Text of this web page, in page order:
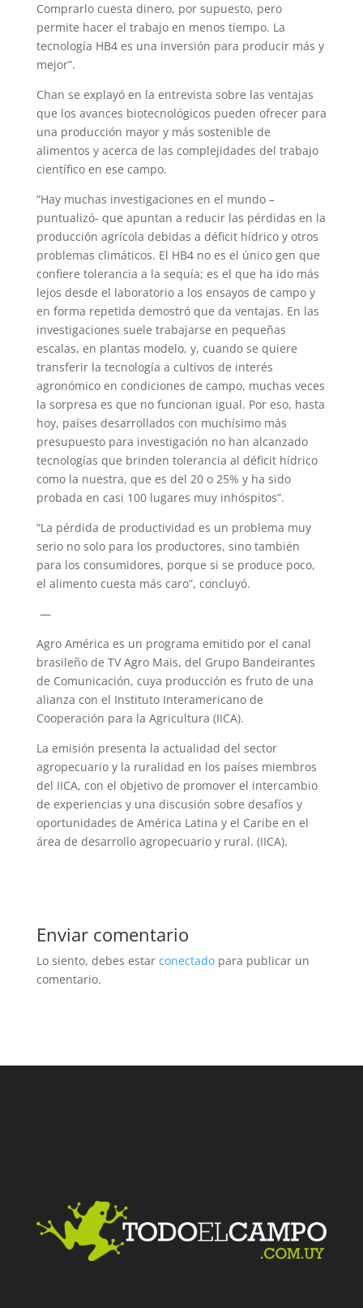
Comprarlo cuesta dinero, por supuesto, pero
permite hacer el trabajo en menos tiempo. La
tecnología HB4 es una inversión para producir más y
mejor”.
Chan se explayó en la entrevista sobre las ventajas
que los avances biotecnológicos pueden ofrecer para
una producción mayor y más sostenible de
alimentos y acerca de las complejidades del trabajo
científico en ese campo.
“Hay muchas investigaciones en el mundo –
puntualizó- que apuntan a reducir las pérdidas en la
producción agrícola debidas a déficit hídrico y otros
problemas climáticos. El HB4 no es el único gen que
confiere tolerancia a la sequía; es el que ha ido más
lejos desde el laboratorio a los ensayos de campo y
en forma repetida demostró que da ventajas. En las
investigaciones suele trabajarse en pequeñas
escalas, en plantas modelo, y, cuando se quiere
transferir la tecnología a cultivos de interés
agronómico en condiciones de campo, muchas veces
la sorpresa es que no funcionan igual. Por eso, hasta
hoy, países desarrollados con muchísimo más
presupuesto para investigación no han alcanzado
tecnologías que brinden tolerancia al déficit hídrico
como la nuestra, que es del 20 o 25% y ha sido
probada en casi 100 lugares muy inhóspitos”.
“La pérdida de productividad es un problema muy
serio no solo para los productores, sino también
para los consumidores, porque si se produce poco,
el alimento cuesta más caro”, concluyó.
—
Agro América es un programa emitido por el canal
brasileño de TV Agro Mais, del Grupo Bandeirantes
de Comunicación, cuya producción es fruto de una
alianza con el Instituto Interamericano de
Cooperación para la Agricultura (IICA).
La emisión presenta la actualidad del sector
agropecuario y la ruralidad en los países miembros
del IICA, con el objetivo de promover el intercambio
de experiencias y una discusión sobre desafíos y
oportunidades de América Latina y el Caribe en el
área de desarrollo agropecuario y rural. (IICA).
Enviar comentario
Lo siento, debes estar conectadopara publicar un
comentario.
Facebook